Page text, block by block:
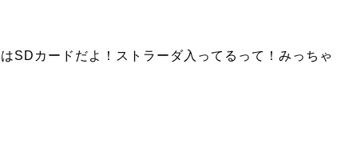
カードだよ！ストラーダ入ってるって！みっちゃ